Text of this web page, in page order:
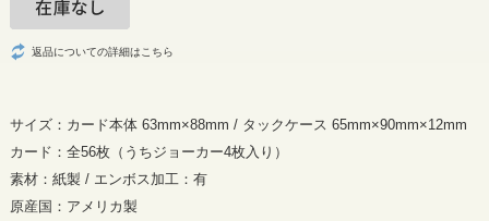
返品についての詳細はこちら
サイズ：カード本体 63mm×88mm / タックケース 65mm×90mm×12mm
カード：全56枚（うちジョーカー4枚入り）
素材：紙製 / エンボス加工：有
原産国：アメリカ製